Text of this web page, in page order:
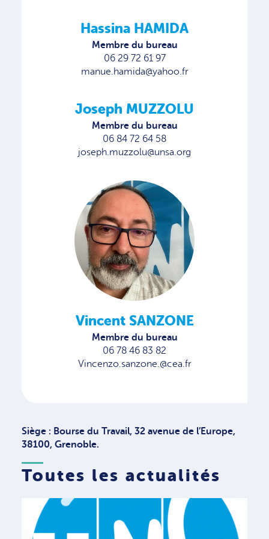
Hassina HAMIDA
Membre du bureau
06 29 72 61 97
manue.hamida@yahoo.fr
Joseph MUZZOLU
Membre du bureau
06 84 72 64 58
joseph.muzzolu@unsa.org
Vincent SANZONE
Membre du bureau
06 78 46 83 82
Vincenzo.sanzone.@cea.fr
Siège : Bourse du Travail, 32 avenue de l’Europe,
38100, Grenoble.
Toutes les actualités